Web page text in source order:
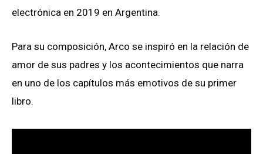
electrónica en 2019 en Argentina.
Para su composición, Arco se inspiró en la relación de
amor de sus padres y los acontecimientos que narra
en uno de los capítulos más emotivos de su primer
libro.